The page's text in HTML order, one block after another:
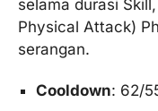
selama durasi
Physical Attack)
serangan.
Cooldown: 62/